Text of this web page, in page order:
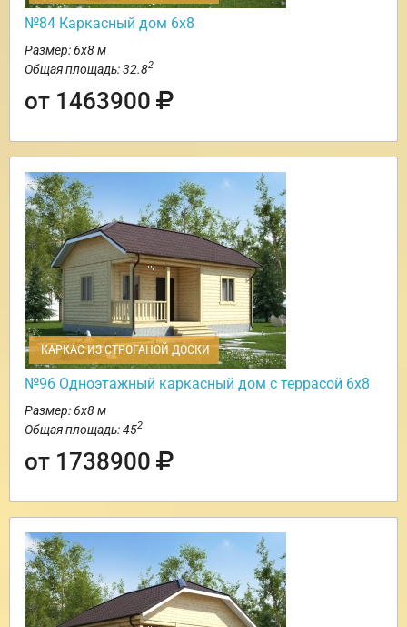
№84 Каркасный дом 6х8
Размер: 6х8 м
Общая площадь: 32.82
от 1463900
КАРКАС ИЗ СТРОГАНОЙ ДОСКИ
№96 Одноэтажный каркасный дом с террасой 6х8
Размер: 6х8 м
Общая площадь: 452
от 1738900